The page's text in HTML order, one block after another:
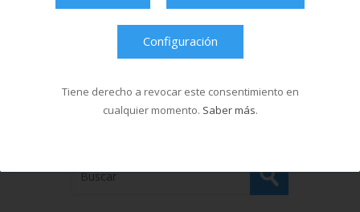
Configuración
Tiene derecho a revocar este consentimiento en
cualquier momento. Saber más.